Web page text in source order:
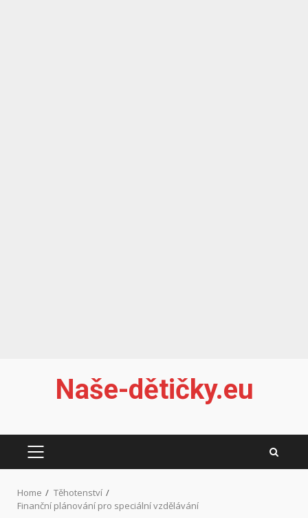
Naše-dětičky.eu
PRIMARY
Home
Těhotenství
Finanční plánování pro speciální vzdělávání